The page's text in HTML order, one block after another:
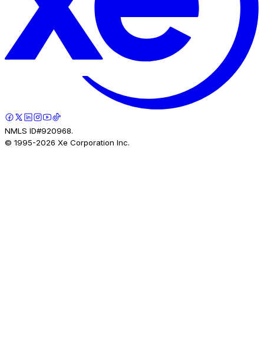
NMLS ID#920968.
© 1995-2026 Xe Corporation Inc.